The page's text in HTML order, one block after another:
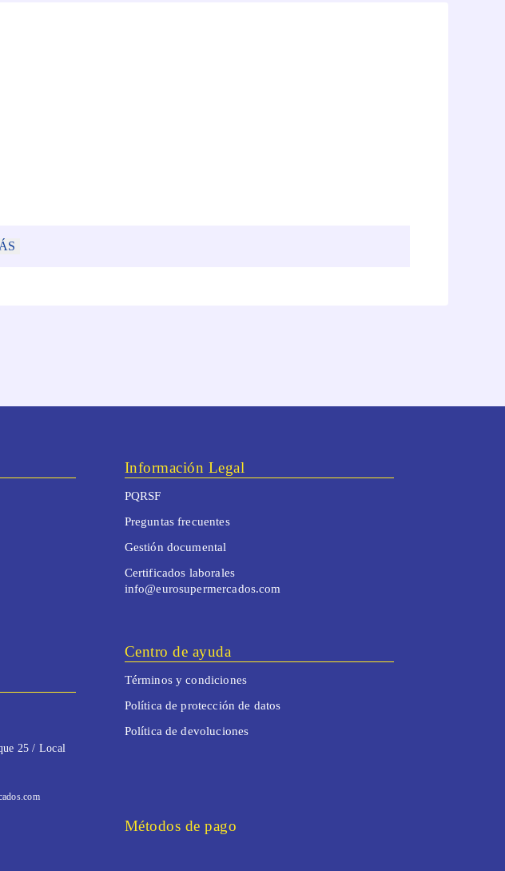
25 / Local
Información Legal
PQRSF
Preguntas frecuentes
Gestión documental
Certificados laborales
info@eurosupermercados.com
Centro de ayuda
Términos y condiciones
Política de protección de datos
Política de devoluciones
Métodos de pago